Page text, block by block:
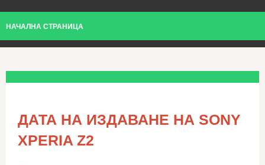
НАЧАЛНА СТРАНИЦА
ДАТА НА ИЗДАВАНЕ НА SONY
XPERIA Z2